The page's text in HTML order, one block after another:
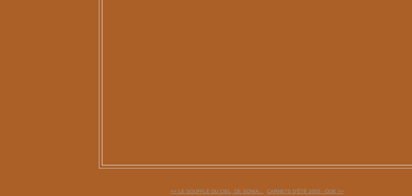
<< LE SOUFFLE DU CIEL, DE SONIA... CARNETS D'ÉTÉ 2005 - ODE >>